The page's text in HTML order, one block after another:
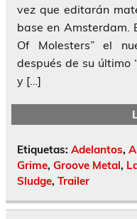
vez que editarán
base en Amsterdam.
Of Molesters” el
después de su último
y […]
Etiquetas: Adelantos,
Grime, Groove Metal,
Sludge, Trailer